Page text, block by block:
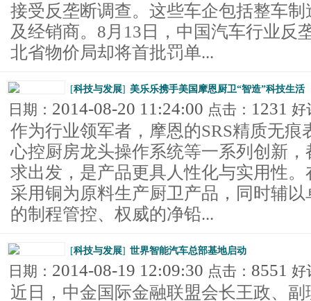
接受反垄断调查。这些车企包括整车
及经销商。8月13日，中国汽车行业反
北省物价局却将首批罚单...
[科技与发展] 美乐乐携手美国摩恩厨卫“智造”科技生活
日期： 2014-08-20 11:24:00 点击： 1231 好
作为行业领军者，摩恩的SRS精质无痕
心控厨房龙头操作系统等一系列创新
求出发，是产品更具人性化与实用性
采用铜为原料生产厨卫产品，同时辅
的制程管控、权威的净铅...
[科技与发展] 世界智能汽车总部基地启动
日期： 2014-08-19 12:09:30 点击： 8551 好
近日，中金国际金融联盟会长王政、